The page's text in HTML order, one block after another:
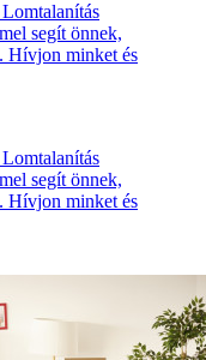
segít önnek,
Hívjon minket és
segít önnek,
Hívjon minket és